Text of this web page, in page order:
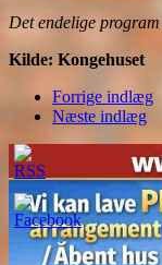
Det endelige
Kilde: Kongehuset
Forrige indlæg
Næste indlæg